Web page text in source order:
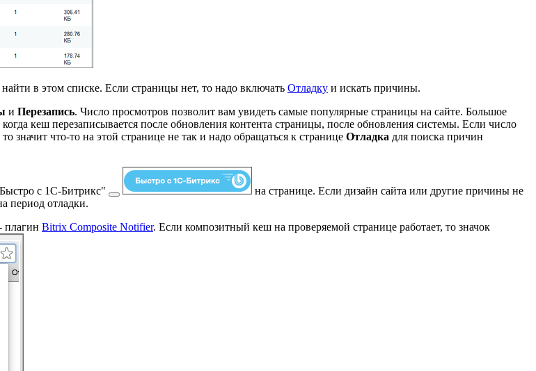
в этом списке. Если страницы нет, то надо включать Отладку и искать причины.
и Перезапись. Число просмотров позволит вам увидеть самые популярные страницы на сайте. Большое
кеш перезаписывается после обновления контента страницы, после обновления системы. Если число
значит что-то на этой странице не так и надо обращаться к странице Отладка для поиска причин
с 1С-Битрикс"
на странице. Если дизайн сайта или другие причины не
период отладки.
плагин Bitrix Composite Notifier. Если композитный кеш на проверяемой странице работает, то значок